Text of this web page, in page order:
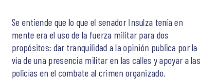
Se entiende que lo que el senador Insulza tenía en
mente era el uso de la fuerza militar para dos
propósitos: dar tranquilidad a la opinión publica por la
vía de una presencia militar en las calles y apoyar a las
policías en el combate al crimen organizado.